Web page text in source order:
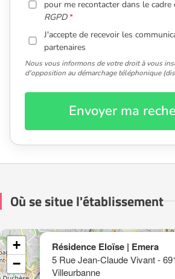
pour me recontacter dans le cadre
RGPD
J'accepte de recevoir les
partenaires
Nous vous informons de votre droit à vous
d'opposition au démarchage téléphonique
Envoyer ma
Où se situe l'établissement
Résidence Eloïse | Emera
5 Rue Jean-Claude Vivant -
Villeurbanne
+
−